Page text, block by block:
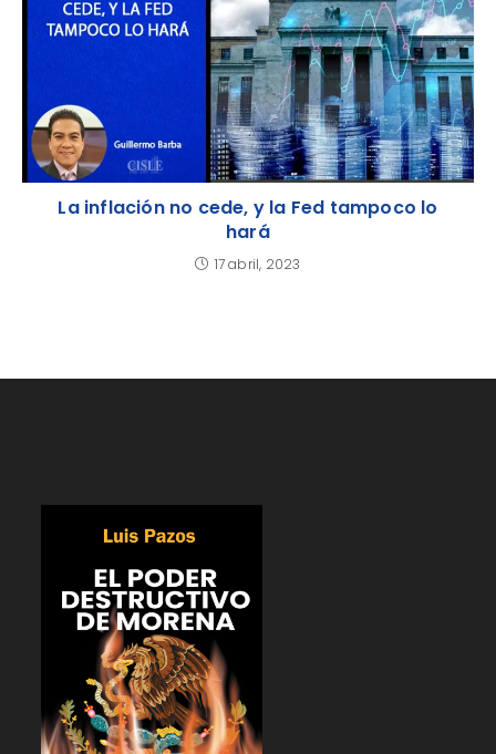
La inflación no cede, y la Fed tampoco lo
hará
17 abril, 2023